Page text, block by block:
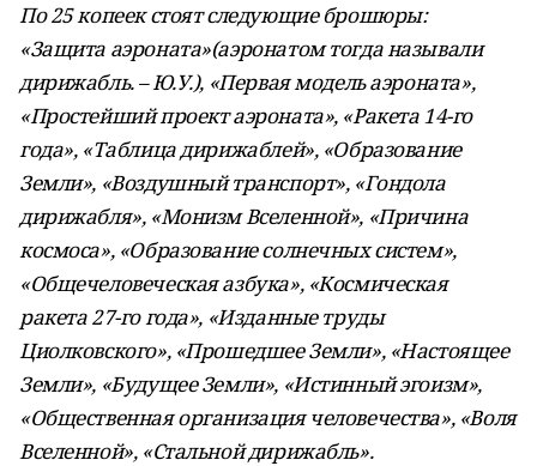
По 25 копеек стоят следующие брошюры:
«Защита аэроната»(аэронатом тогда называли
дирижабль. – Ю.У.), «Первая модель аэроната»,
«Простейший проект аэроната», «Ракета 14-го
года», «Таблица дирижаблей», «Образование
Земли», «Воздушный транспорт», «Гондола
дирижабля», «Монизм Вселенной», «Причина
космоса», «Образование солнечных систем»,
«Общечеловеческая азбука», «Космическая
ракета 27-го года», «Изданные труды
Циолковского», «Прошедшее Земли», «Настоящее
Земли», «Будущее Земли», «Истинный эгоизм»,
«Общественная организация человечества», «Воля
Вселенной», «Стальной дирижабль».